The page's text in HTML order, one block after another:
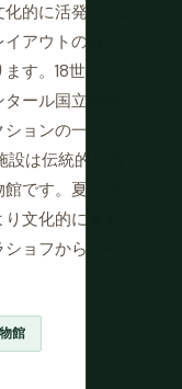
的に活発で、2
アウトの最高
す。18世紀の
ール国立博物
ョンの一つで
は伝統的な地
です。夏の国
文化的に重要
ョフから2〜3
館